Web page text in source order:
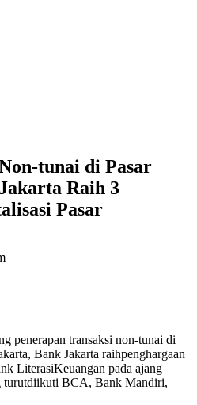
tunai di Pasar
Raih 3
Pasar
penerapan transaksi non-tunai di
Bank Jakarta raihpenghargaan
LiterasiKeuangan pada ajang
turutdiikuti BCA, Bank Mandiri,